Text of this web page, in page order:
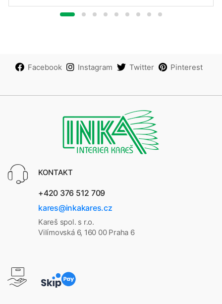
Facebook Instagram Twitter Pinterest
KONTAKT
+420 376 512 709
kares@inkakares.cz
Kareš spol. s r.o.
Vilímovská 6, 160 00 Praha 6